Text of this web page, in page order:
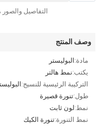
التفاصيل والصور
وصف المنتج
مادة:البوليستر
يكتب:نمط هالتر
التركيبة الرئيسية للنسيج:
طول:تنورة قصيرة
نمط:لون ثابت
نمط التنورة:تنورة الكيك